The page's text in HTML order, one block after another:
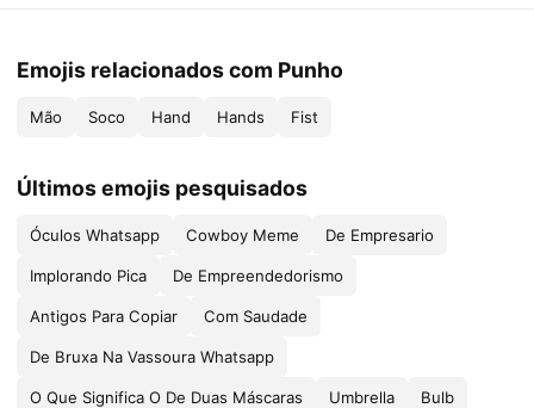
Emojis relacionados com Punho
Mão Soco Hand Hands Fist
Últimos emojis pesquisados
Óculos Whatsapp Cowboy Meme De Empresario
Implorando Pica De Empreendedorismo
Antigos Para Copiar Com Saudade
De Bruxa Na Vassoura Whatsapp
O Que Significa O De Duas Máscaras Umbrella Bulb